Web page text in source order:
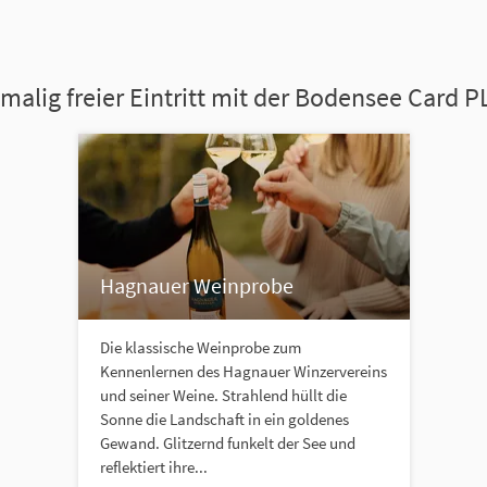
freier Eintritt mit der Bodensee Card
Hagnauer Weinprobe
Die klassische Weinprobe zum
Kennenlernen des Hagnauer Winzervereins
und seiner Weine. Strahlend hüllt die
Sonne die Landschaft in ein goldenes
Gewand. Glitzernd funkelt der See und
reflektiert ihre...